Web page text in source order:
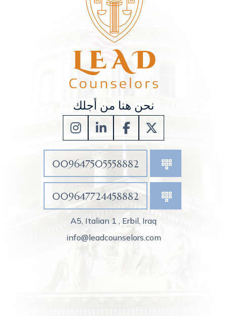
نحن هنا من أجلك
009647505558882
009647724458882
A5, Italian 1 , Erbil, Iraq
info@leadcounselors.com